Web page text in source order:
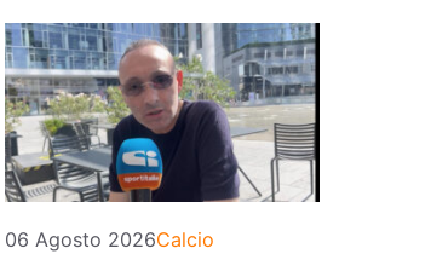
06 Agosto 2026Categorie
Calcio